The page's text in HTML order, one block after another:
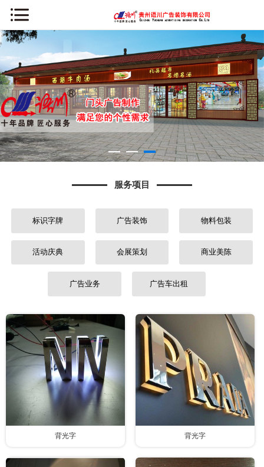
服务项目
标识字牌 广告装饰 物料包装
活动庆典 会展策划 商业美陈
广告业务 广告车出租
背光字 背光字
公司简介
新闻资讯
服务项目
案例中心
荣誉资质
常见问题